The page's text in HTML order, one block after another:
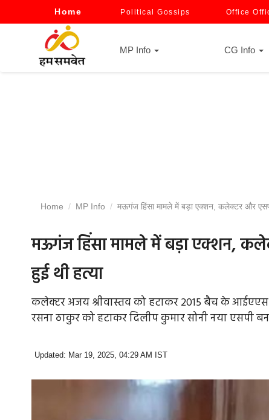
Home Political Gossips Office
MP Info CG Info
Home MP Info मऊगंज हिंसा मामले में बड़ा एक्शन, कलेक्टर और
मऊगंज हिंसा मामले में बड़ा एक्शन,
हुई थी हत्या
कलेक्टर अजय श्रीवास्तव को हटाकर 2015 बैच के
रसना ठाकुर को हटाकर दिलीप कुमार सोनी नया एसपी
Updated: Mar 19, 2025, 04:29 AM IST